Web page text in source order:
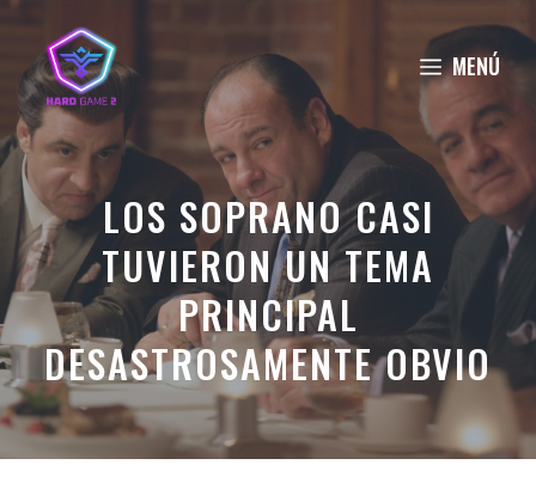
contenido
MENÚ
LOS SOPRANO CASI
TUVIERON UN TEMA
PRINCIPAL
DESASTROSAMENTE OBVIO